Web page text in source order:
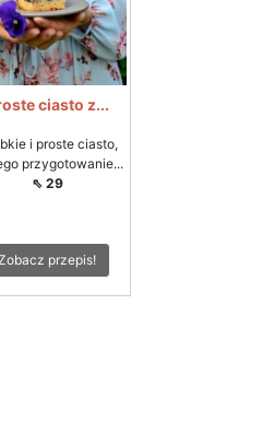
ciasto z...
i proste ciasto,
przygotowanie...
⇖ 29
przepis!